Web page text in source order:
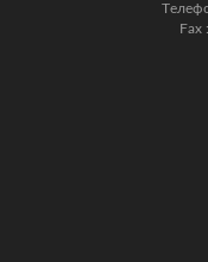
Fax